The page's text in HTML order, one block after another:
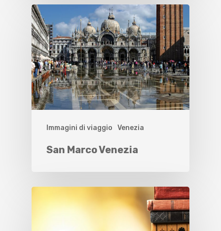
Immagini di viaggio Venezia
San Marco Venezia